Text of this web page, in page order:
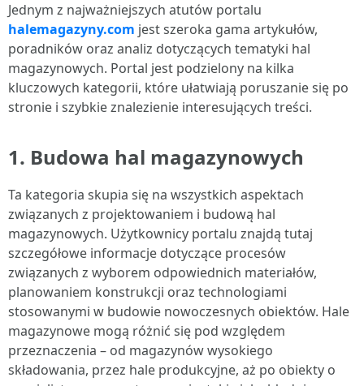
Jednym z najważniejszych atutów portalu
halemagazyny.com jest szeroka gama artykułów,
poradników oraz analiz dotyczących tematyki hal
magazynowych. Portal jest podzielony na kilka
kluczowych kategorii, które ułatwiają poruszanie się po
stronie i szybkie znalezienie interesujących treści.
1. Budowa hal magazynowych
Ta kategoria skupia się na wszystkich aspektach
związanych z projektowaniem i budową hal
magazynowych. Użytkownicy portalu znajdą tutaj
szczegółowe informacje dotyczące procesów
związanych z wyborem odpowiednich materiałów,
planowaniem konstrukcji oraz technologiami
stosowanymi w budowie nowoczesnych obiektów. Hale
magazynowe mogą różnić się pod względem
przeznaczenia – od magazynów wysokiego
składowania, przez hale produkcyjne, aż po obiekty o